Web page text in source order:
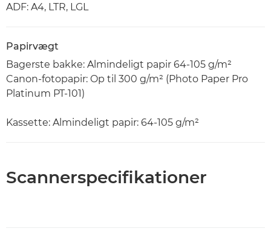
ADF: A4, LTR, LGL
Papirvægt
Bagerste bakke: Almindeligt papir 64-105 g/m²
Canon-fotopapir: Op til 300 g/m² (Photo Paper Pro
Platinum PT-101)
Kassette: Almindeligt papir: 64-105 g/m²
Scannerspecifikationer